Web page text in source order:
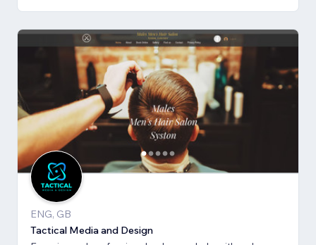
ENG, GB
Tactical Media and Design